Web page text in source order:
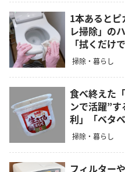
1本あると
レ掃除」の
「拭くだけ
掃除・暮らし
食べ終えた
ンで活躍”
利」「ベタ
掃除・暮らし
フィルター